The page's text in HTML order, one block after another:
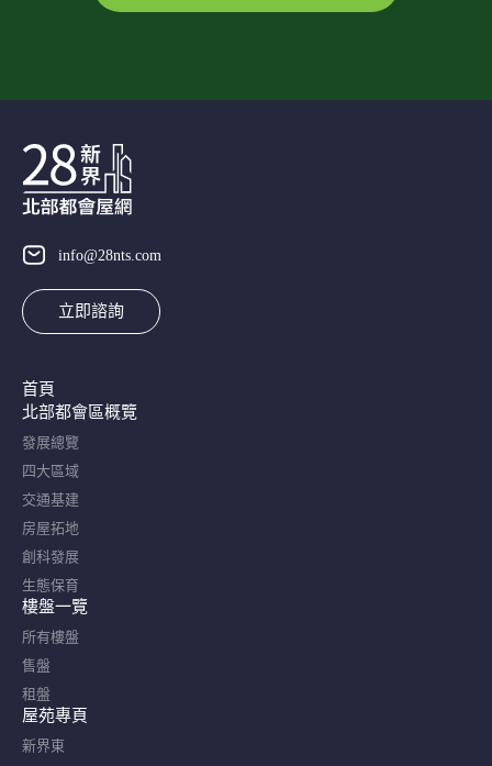
info@28nts.com
立即諮詢
首頁
北部都會區概覽​
發展總覽
四大區域
交通基建
房屋拓地
創科發展
生態保育
樓盤一覽
所有樓盤
售盤
租盤
屋苑專頁
新界東